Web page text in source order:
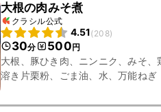
大根の肉みそ煮
クラシル公式
4.51(208)
30分 500円
大根、豚ひき肉、ニンニク、みそ
溶き片栗粉、ごま油、水、万能ねぎ